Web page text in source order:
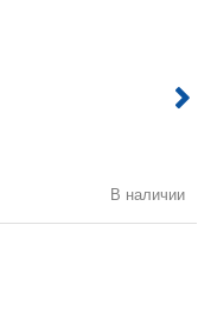
В наличии